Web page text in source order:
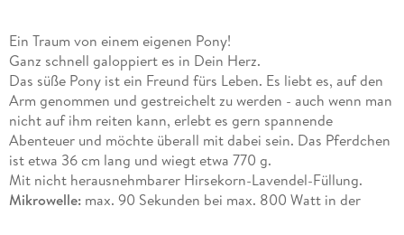
Ein Traum von einem eigenen Pony!
Ganz schnell galoppiert es in Dein Herz.
Das süße Pony ist ein Freund fürs Leben. Es liebt es, auf den
Arm genommen und gestreichelt zu werden - auch wenn man
nicht auf ihm reiten kann, erlebt es gern spannende
Abenteuer und möchte überall mit dabei sein. Das Pferdchen
ist etwa 36 cm lang und wiegt etwa 770 g.
Mit nicht herausnehmbarer Hirsekorn-Lavendel-Füllung.
Mikrowelle:max. 90 Sekunden bei max. 800 Watt in der